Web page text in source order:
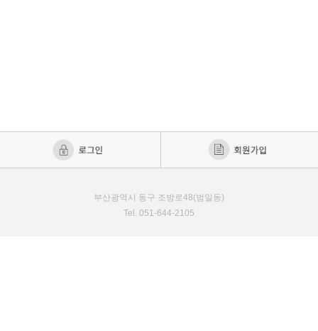
부산광역시 동구 조방로48(범일동)
Tel. 051-644-2105